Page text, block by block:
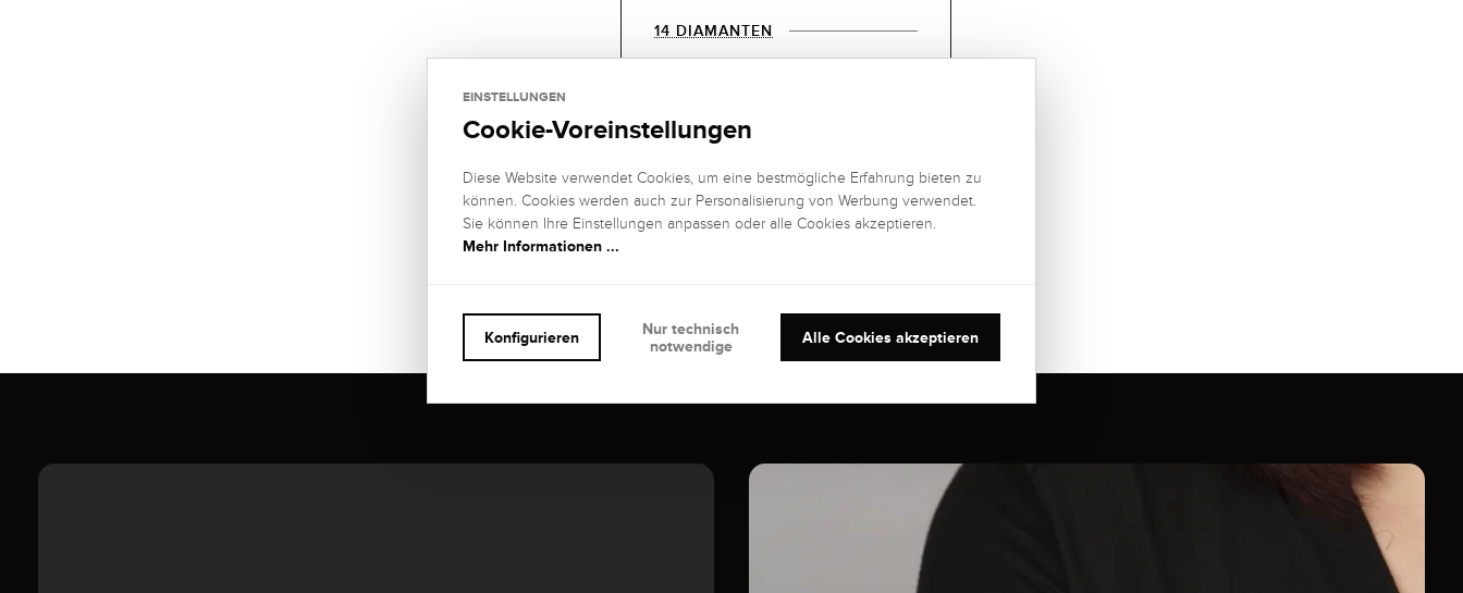
14 DIAMANTEN
(Top
EDELSTEIN
SCHLIFF:
KARAT:
0,33 kt
EINSTELLUNGEN
Cookie-Voreinstellungen
Diese Website verwendet Cookies, um eine bestmögliche Erfahrung bieten zu
können. Cookies werden auch zur Personalisierung von Werbung verwendet.
Sie können Ihre Einstellungen anpassen oder alle Cookies akzeptieren.
Mehr Informationen ...
Alle Cookies akzeptieren
Konfigurieren
Nur technisch
notwendige